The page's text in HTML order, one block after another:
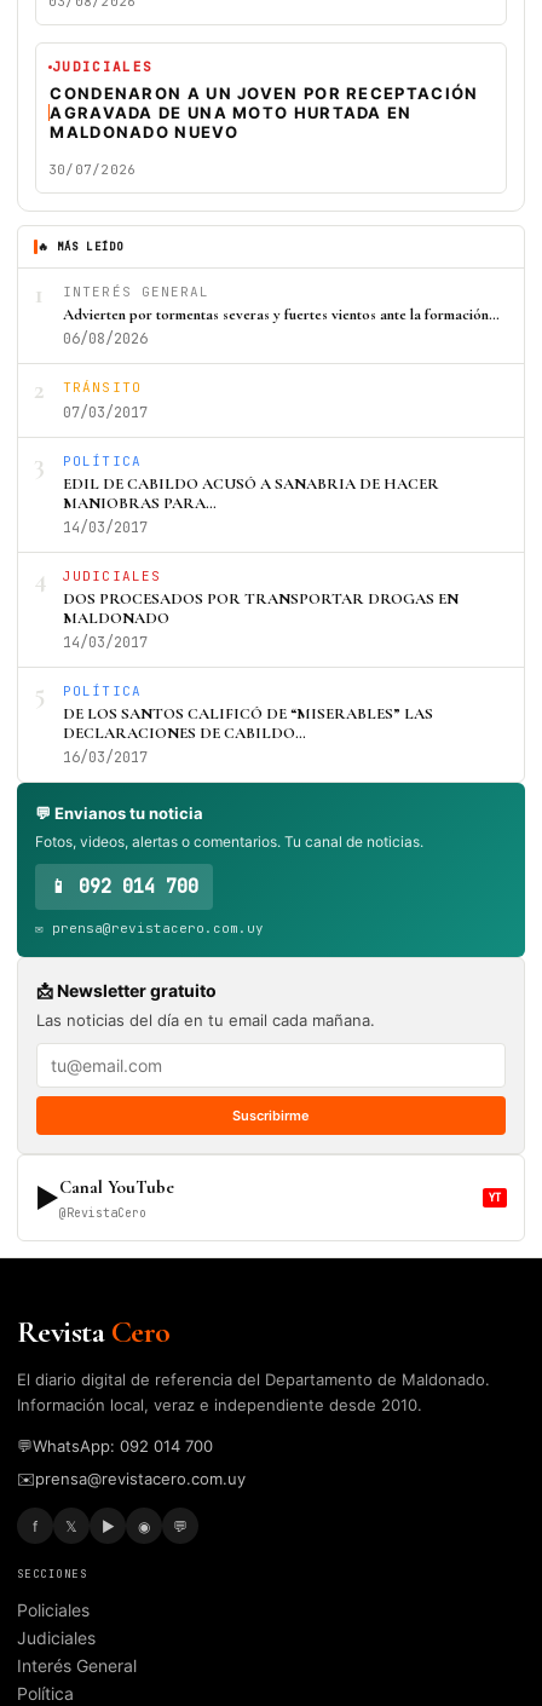
JUDICIALES
CONDENARON A UN JOVEN POR RECEPTACIÓN
AGRAVADA DE UNA MOTO HURTADA EN
MALDONADO NUEVO
30/07/2026
🔥 MÁS LEÍDO
1 INTERÉS GENERAL
Advierten por tormentas severas y fuertes vientos ante la formación…
06/08/2026
2 TRÁNSITO
07/03/2017
3 POLÍTICA
EDIL DE CABILDO ACUSÓ A SANABRIA DE HACER
MANIOBRAS PARA…
14/03/2017
4 JUDICIALES
DOS PROCESADOS POR TRANSPORTAR DROGAS EN
MALDONADO
14/03/2017
5 POLÍTICA
DE LOS SANTOS CALIFICÓ DE “MISERABLES” LAS
DECLARACIONES DE CABILDO…
16/03/2017
💬 Envianos tu noticia
Fotos, videos, alertas o comentarios. Tu canal de noticias.
📱 092 014 700
✉️ prensa@revistacero.com.uy
📩 Newsletter gratuito
Las noticias del día en tu email cada mañana.
Suscribirme
▶Canal YouTube
@RevistaCero
YT
RevistaCero
El diario digital de referencia del Departamento de Maldonado.
Información local, veraz e independiente desde 2010.
💬WhatsApp: 092 014 700
✉️prensa@revistacero.com.uy
f 𝕏 ▶ ◉ 💬
SECCIONES
Policiales
Judiciales
Interés General
Política